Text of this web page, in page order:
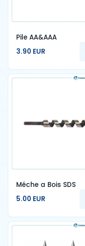
Pile AA&AAA
3.90 EUR
Méche a Bois SDS
5.00 EUR